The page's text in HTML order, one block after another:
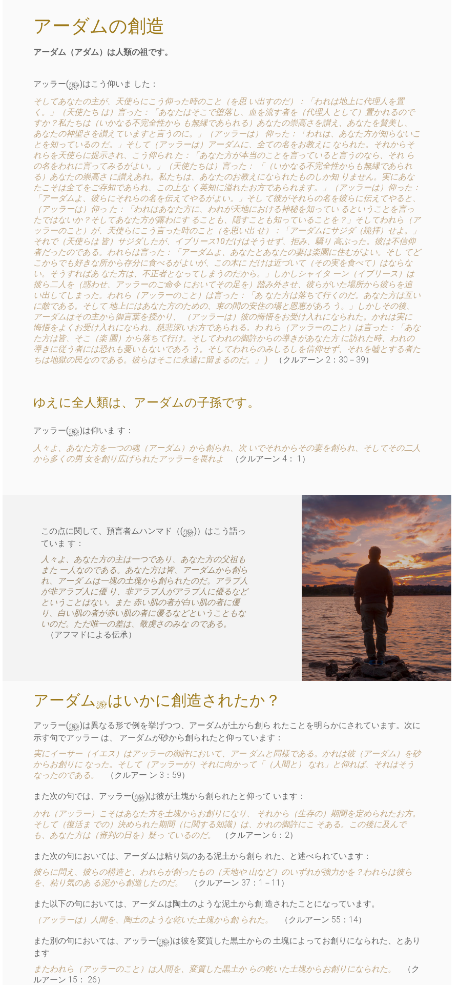
アーダムの創造
アーダム（アダム）は人類の祖です。
アッラー(y)はこう仰いま した：
そしてあなたの主が、天使らにこう仰った時のこと（を思 い出すのだ）：「われは地上に代理人を置
く。」（天使たち は）言った：「あなたはそこで堕落し、血を流す者を（代理人 として）置かれるので
すか？私たちは（いかなる不完全性から も無縁であられる）あなたの崇高さを讃え、あなたを賛美し、
あなたの神聖さを讃えていますと言うのに。」（アッラーは） 仰った：「われは、あなた方が知らないこ
とを知っているの だ。」そして（アッラーは）アーダムに、全ての名をお教えに なられた。それからそ
れらを天使らに提示され、こう仰られ た：「あなた方が本当のことを言っていると言うのなら、それ ら
の名をわれに言ってみるがよい。」（天使たちは）言った： 「（いかなる不完全性からも無縁であられ
る）あなたの崇高さ に讃えあれ。私たちは、あなたのお教えになられたものしか知 りません。実にあな
たこそは全てをご存知であられ、この上な く英知に溢れたお方であられます。」（アッラーは）仰った：
「アーダムよ、彼らにそれらの名を伝えてやるがよい。」そし て彼がそれらの名を彼らに伝えてやると、
（アッラーは）仰っ た：「われはあなた方に、われが天地における神秘を知ってい るということを言っ
たではないか？そしてあなた方が露わにす ることも、隠すことも知っていることを？」そしてわれら（ア
ッラーのこと）が、天使らにこう言った時のこと（を思い出 せ）：「アーダムにサジダ（跪拝）せよ。」
それで（天使らは 皆）サジダしたが、イブリース10だけはそうせず、拒み、驕り 高ぶった。彼は不信仰
者だったのである。われらは言った：「アーダムよ、あなたとあなたの妻は楽園に住むがよい。そし てど
こからでも好きな所から存分に食べるがよいが、この木に だけは近づいて（その実を食べて）はならな
い。そうすればあ なた方は、不正者となってしまうのだから。」しかしシャイタ ーン（イブリース）は
彼ら二人を（惑わせ、アッラーのご命令 においてその足を）踏み外させ、彼らがいた場所から彼らを追
い出してしまった。われら（アッラーのこと）は言った：「あ なた方は落ちて行くのだ。あなた方は互い
に敵である。そして 地上にはあなた方のための、束の間の安住の場と恩恵があろ う。」しかしその後、
アーダムはその主から御言葉を授かり、 （アッラーは）彼の悔悟をお受け入れになられた。かれは実に
悔悟をよくお受け入れになられ、慈悲深いお方であられる。わ れら（アッラーのこと）は言った：「あな
た方は皆、そこ（楽 園）から落ちて行け。そしてわれの御許からの導きがあなた方 に訪れた時、われの
導きに従う者には恐れも憂いもないであろ う。そしてわれらのみしるしを信仰せず、それを嘘とする者た
ちは地獄の民なのである。彼らはそこに永遠に留まるのだ。」 )
（クルアーン 2：30－39）
ゆえに全人類は、アーダムの子孫です。
アッラー(y)は仰いま す：
人々よ、あなた方を一つの魂（アーダム）から創られ、次 いでそれからその妻を創られ、そしてその二人
から多くの男 女を創り広げられたアッラーを畏れよ
（クルアーン 4： 1）
この点に関して、預言者ムハンマド（(y)）はこう語っ
ていま す：
人々よ、あなた方の主は一つであり、あなた方の父祖も
また 一人なのである。あなた方は皆、アーダムから創ら
れ、アーダ ムは一塊の土塊から創られたのだ。アラブ人
が非アラブ人に優 り、非アラブ人がアラブ人に優るなど
ということはない。また 赤い肌の者が白い肌の者に優
り、白い肌の者が赤い肌の者に優るなどということもな
いのだ。ただ唯一の差は、敬虔さのみな のである。
（アフマドによる伝承）
アーダムyはいかに創造されたか？
アッラー(y)は異なる形で例を挙げつつ、アーダムが土から創ら れたことを明らかにされています。次に
示す句でアッラー は、 アーダムが砂から創られたと仰っています：
実にイーサー（イエス）はアッラーの御許において、アー ダムと同様である。かれは彼（アーダム）を砂
からお創りに なった。そして（アッラーが）それに向かって「（人間と） なれ」と仰れば、それはそう
なったのである。
（クルアー ン 3：59）
また次の句では、アッラー(y)は彼が土塊から創られたと仰って います：
かれ（アッラー）こそはあなた方を土塊からお創りになり、 それから（生存の）期間を定められたお方。
そして（復活ま での）決められた期間（に関する知識）は、かれの御許にこ そある。この後に及んで
も、あなた方は（審判の日を）疑っ ているのだ。
（クルアーン 6：2）
また次の句においては、アーダムは粘り気のある泥土から創ら れた、と述べられています：
彼らに問え、彼らの構造と、われらが創ったもの（天地や 山など）のいずれが強力かを？われらは彼ら
を、粘り気のあ る泥から創造したのだ。
（クルアーン 37：1－11）
また以下の句においては、アーダムは陶土のような泥土から創 造されたことになっています。
（アッラーは）人間を、陶土のような乾いた土塊から創 られた。
（クルアーン 55：14）
また別の句においては、アッラー(y)は彼を変質した黒土からの 土塊によってお創りになられた、とあり
ます
またわれら（アッラーのこと）は人間を、変質した黒土か らの乾いた土塊からお創りになられた。
（ク
ルアーン 15： 26）